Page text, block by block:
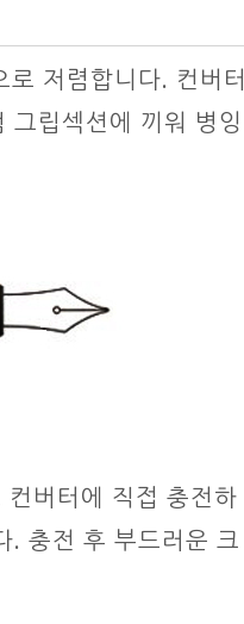
저렴합니다. 컨버터
그립섹션에 끼워 병잉
버터에 직접 충전하
. 충전 후 부드러운 크